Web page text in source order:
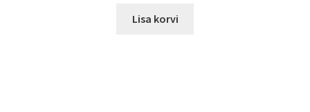
Lisa korvi